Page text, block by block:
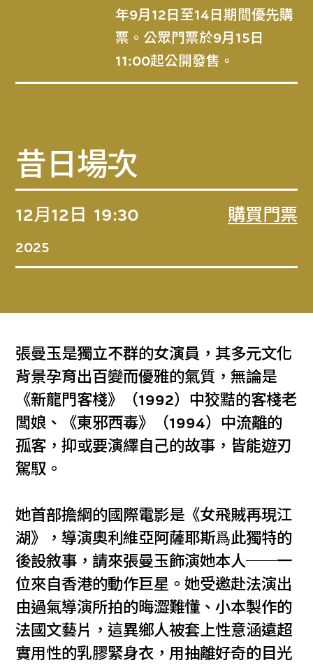
年9月12日至14日期間優先購
票。公眾門票於9月15日
11:00起公開發售。
昔日場次
12月12日
2025
19:30 購買門票
張曼玉是獨立不群的女演員，其多元文化
背景孕育出百變而優雅的氣質，無論是
《新龍門客棧》（1992）中狡黠的客棧老
闆娘、《東邪西毒》（1994）中流離的
孤客，抑或要演繹自己的故事，皆能遊刃
駕馭。
她首部擔綱的國際電影是《女飛賊再現江
湖》，導演奧利維亞阿薩耶斯爲此獨特的
後設敘事，請來張曼玉飾演她本人──一
位來自香港的動作巨星。她受邀赴法演出
由過氣導演所拍的晦澀難懂、小本製作的
法國文藝片，這異鄉人被套上性意涵遠超
實用性的乳膠緊身衣，用抽離好奇的目光